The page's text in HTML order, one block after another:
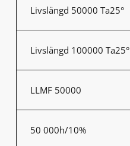
Livslängd 50000 Ta25°
Livslängd 100000 Ta25°
LLMF 50000
50 000h/10%